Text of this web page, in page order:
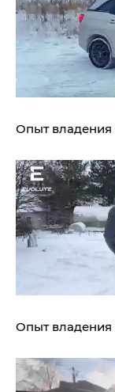
Опыт владения
Опыт владения